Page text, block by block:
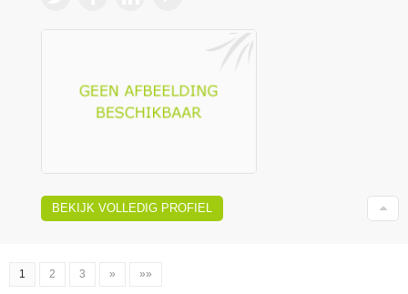
BEKIJK VOLLEDIG PROFIEL
1 2 3 » »»